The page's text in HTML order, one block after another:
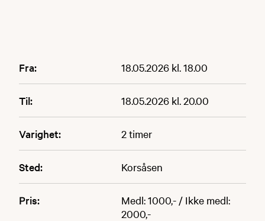
Fra: 18.05.2026 kl. 18.00
Til: 18.05.2026 kl. 20.00
Varighet: 2 timer
Sted: Korsåsen
Pris:
Medl: 1000,- / Ikke medl:
2000,-